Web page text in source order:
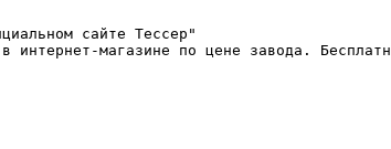
сайте Тессер"
магазине по цене завода.